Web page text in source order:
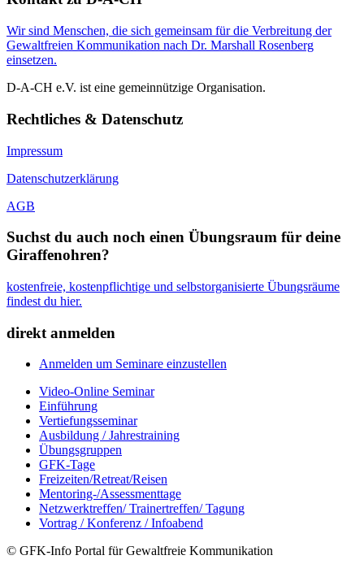
Wir sind Menschen, die sich gemeinsam für die Verbreitung der
Gewaltfreien Kommunikation nach Dr. Marshall Rosenberg
einsetzen.
D-A-CH e.V. ist eine gemeinnützige Organisation.
Rechtliches & Datenschutz
Impressum
Datenschutzerklärung
AGB
Suchst du auch noch einen Übungsraum für deine
Giraffenohren?
kostenfreie, kostenpflichtige und selbstorganisierte Übungsräume
findest du hier.
direkt anmelden
Anmelden um Seminare einzustellen
Video-Online Seminar
Einführung
Vertiefungsseminar
Ausbildung / Jahrestraining
Übungsgruppen
GFK-Tage
Freizeiten/Retreat/Reisen
Mentoring-/Assessmenttage
Netzwerktreffen/ Trainertreffen/ Tagung
Vortrag / Konferenz / Infoabend
© GFK-Info Portal für Gewaltfreie Kommunikation